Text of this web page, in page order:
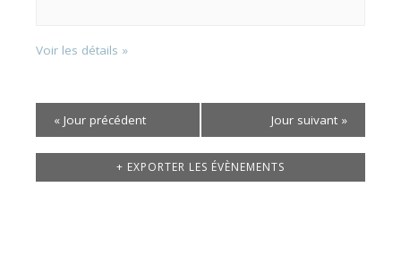
Voir les détails »
« Jour précédent Jour suivant »
+ EXPORTER LES ÉVÈNEMENTS